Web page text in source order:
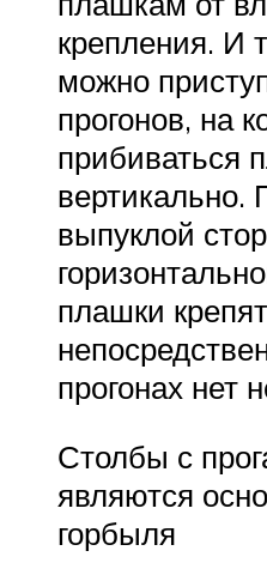
крепления. И
можно
прогонов, на
прибиваться
вертикально.
выпуклой
плашки
прогонах нет
Столбы с
являются
горбыля